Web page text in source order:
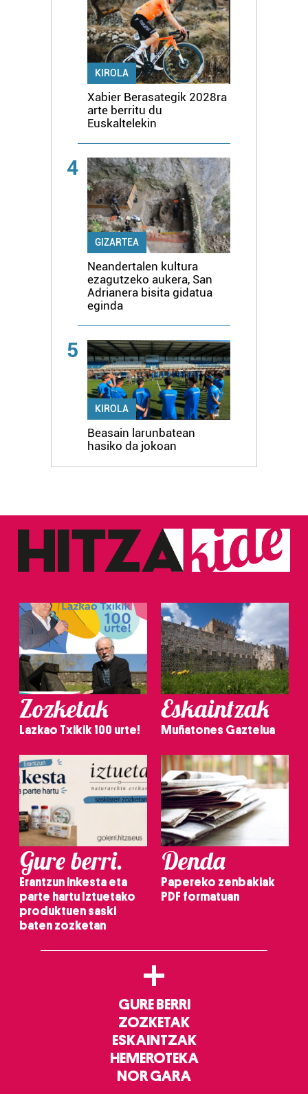
KIROLA
Xabier Berasategik 2028ra
arte berritu du
Euskaltelekin
4
GIZARTEA
Neandertalen kultura
ezagutzeko aukera, San
Adrianera bisita gidatua
eginda
5
KIROLA
Beasain larunbatean
hasiko da jokoan
Zozketak
Lazkao Txikik 100 urte!
Eskaintzak
Muñatones Gaztelua
Gure berri.
Erantzun inkesta eta
parte hartu Iztuetako
produktuen saski
baten zozketan
Denda
Papereko zenbakiak
PDF formatuan
+
GURE BERRI
ZOZKETAK
ESKAINTZAK
HEMEROTEKA
NOR GARA